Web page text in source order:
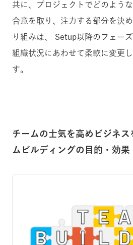
共に、プロジェクトでどのよう
合意を取り、注力する部分を決
り組みは、 Setup以降のフェー
組織状況にあわせて柔軟に変更
す。
チームの士気を高めビジネス
ムビルディングの目的・効果